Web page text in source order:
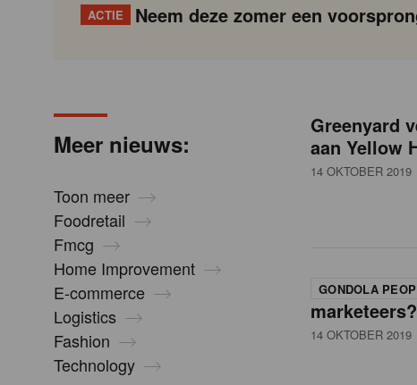
ACTIE Neem deze zomer een
Meer nieuws:
Toon meer
Foodretail
Fmcg
Home Improvement
E-commerce
Logistics
Fashion
Technology
Greenyard
aan Yellow
14 OKTOBER 2019
GONDOLA
marketeers?
14 OKTOBER 2019
P
a
g
o
n
Vorige
Page
Page
Page
Page
Current
page
Page
Page
Page
Page
Volgende